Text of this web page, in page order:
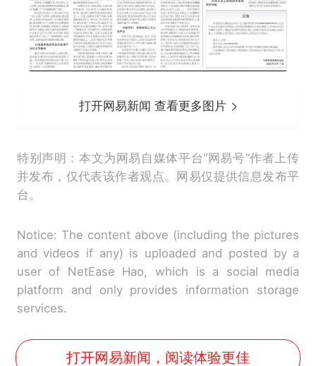
打开网易新闻 查看更多图片
特别声明：本文为网易自媒体平台“网易号”作者上传
并发布，仅代表该作者观点。网易仅提供信息发布平
台。
Notice: The content above (including the pictures
and videos if any) is uploaded and posted by a
user of NetEase Hao, which is a social media
platform and only provides information storage
services.
打开网易新闻，阅读体验更佳